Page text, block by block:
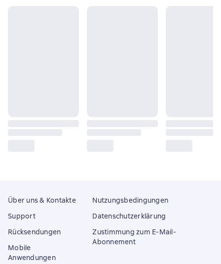
Über uns & Kontakte
Support
Rücksendungen
Mobile
Anwendungen
Nutzungsbedingungen
Datenschutzerklärung
Zustimmung zum E-Mail-
Abonnement